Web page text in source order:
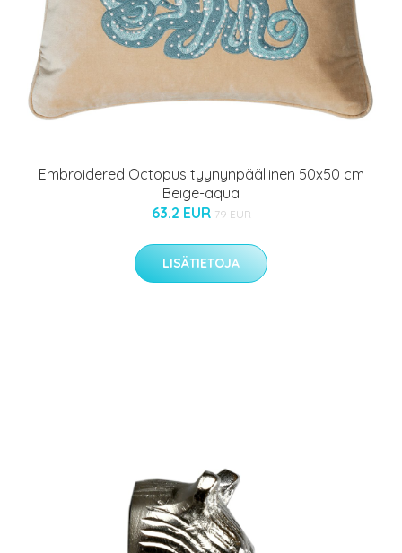
Embroidered Octopus tyynynpäällinen 50x50 cm
Beige-aqua
63.2 EUR 79 EUR
LISÄTIETOJA